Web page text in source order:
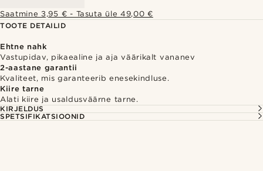
Saatmine 3,95 € - Tasuta üle 49,00 €
TOOTE DETAILID
Ehtne nahk
Vastupidav, pikaealine ja aja väärikalt vananev
2-aastane garantii
Kvaliteet, mis garanteerib enesekindluse.
Kiire tarne
Alati kiire ja usaldusväärne tarne.
KIRJELDUS
SPETSIFIKATSIOONID